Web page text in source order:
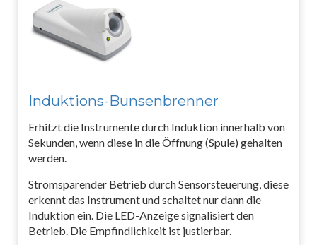
Induktions-Bunsenbrenner
Erhitzt die Instrumente durch Induktion innerhalb von
Sekunden, wenn diese in die Öffnung (Spule) gehalten
werden.
Stromsparender Betrieb durch Sensorsteuerung, diese
erkennt das Instrument und schaltet nur dann die
Induktion ein. Die LED-Anzeige signalisiert den
Betrieb. Die Empfindlichkeit ist justierbar.